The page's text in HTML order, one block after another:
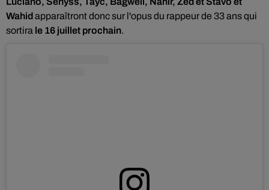
Wahidapparaîtront donc sur l'opus du rappeur de 33 ans qui
sortira le 16 juillet prochain.